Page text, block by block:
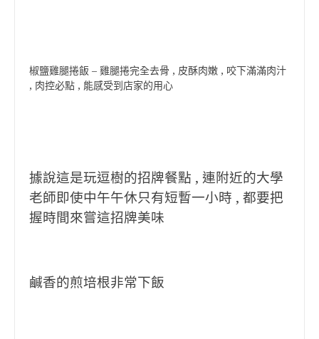
椒鹽雞腿捲飯 – 雞腿捲完全去骨 , 皮酥肉嫩 , 咬下滿滿肉汁
, 肉控必點 , 能感受到店家的用心
據說這是玩逗樹的招牌餐點 , 連附近的大學
老師即使中午午休只有短暫一小時 , 都要把
握時間來嘗這招牌美味
鹹香的煎培根非常下飯